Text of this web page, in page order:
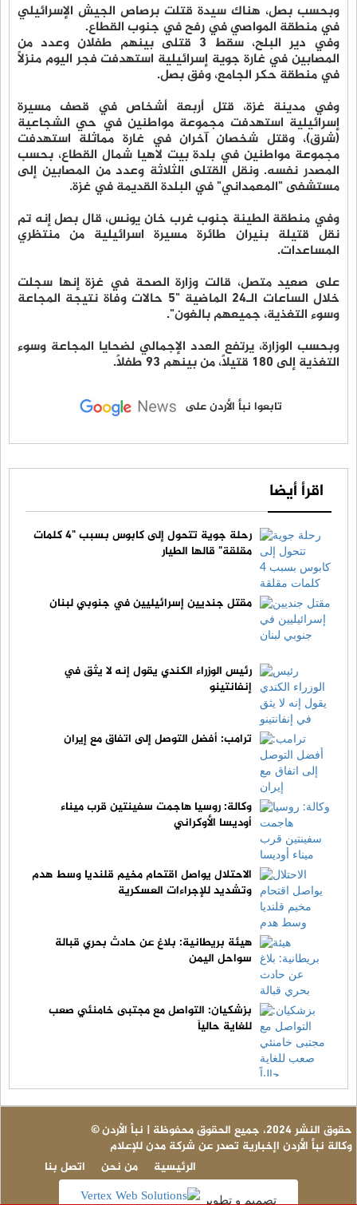
وبحسب بصل، هناك سيدة قتلت برصاص الجيش الإسرائيلي
في منطقة المواصي في رفح في جنوب القطاع.
وفي دير البلح، سقط 3 قتلى بينهم طفلان وعدد من
المصابين في غارة جوية إسرائيلية استهدفت فجر اليوم منزلاً
في منطقة حكر الجامع، وفق بصل.
وفي مدينة غزة، قتل أربعة أشخاص في قصف مسيرة
إسرائيلية استهدفت مجموعة مواطنين في حي الشجاعية
(شرق)، وقتل شخصان آخران في غارة مماثلة استهدفت
مجموعة مواطنين في بلدة بيت لاهيا شمال القطاع، بحسب
المصدر نفسه. ونقل القتلى الثلاثة وعدد من المصابين إلى
مستشفى "المعمداني" في البلدة القديمة في غزة.
وفي منطقة الطينة جنوب غرب خان يونس، قال بصل إنه تم
نقل قتيلة بنيران طائرة مسيرة اسرائيلية من منتظري
المساعدات.
على صعيد متصل، قالت وزارة الصحة في غزة إنها سجلت
خلال الساعات الـ24 الماضية "5 حالات وفاة نتيجة المجاعة
وسوء التغذية، جميعهم بالغون".
وبحسب الوزارة، يرتفع العدد الإجمالي لضحايا المجاعة وسوء
التغذية إلى 180 قتيلاً، من بينهم 93 طفلاً.
تابعوا نبأ الأردن على
اقرأ أيضا
رحلة جوية تتحول إلى كابوس بسبب "4 كلمات
مقلقة" قالها الطيار
مقتل جنديين إسرائيليين في جنوبي لبنان
رئيس الوزراء الكندي يقول إنه لا يثق في
إنفانتينو
ترامب: أفضل التوصل إلى اتفاق مع إيران
وكالة: روسيا هاجمت سفينتين قرب ميناء
أوديسا الأوكراني
الاحتلال يواصل اقتحام مخيم قلنديا وسط هدم
وتشديد للإجراءات العسكرية
هيئة بريطانية: بلاغ عن حادث بحري قبالة
سواحل اليمن
بزشكيان: التواصل مع مجتبى خامنئي صعب
للغاية حالياً
© حقوق النشر 2024، جميع الحقوق محفوظة | نبأ الأردن
وكالة نبأ الأردن اإخبارية تصدر عن شركة مدن للإعلام
اتصل بنا
من نحن الرئيسية
تصميم و تطوير